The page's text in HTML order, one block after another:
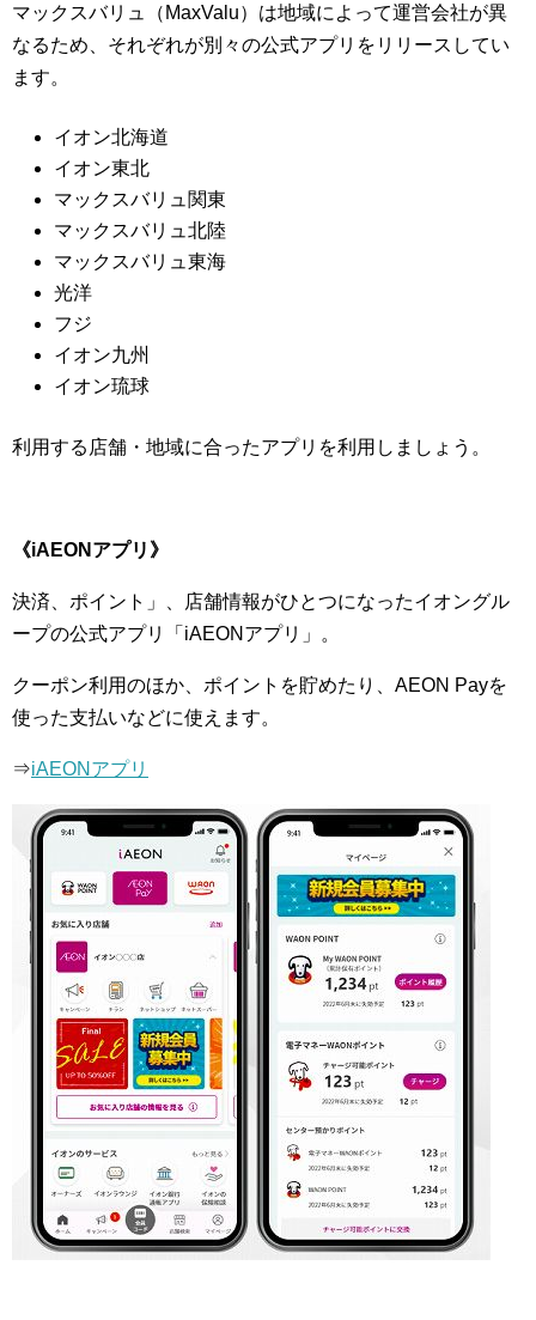
マックスバリュ（MaxValu）は地域によって運営会社が異
なるため、それぞれが別々の公式アプリをリリースしてい
ます。
イオン北海道
イオン東北
マックスバリュ関東
マックスバリュ北陸
マックスバリュ東海
光洋
フジ
イオン九州
イオン琉球
利用する店舗・地域に合ったアプリを利用しましょう。
《iAEONアプリ》
決済、ポイント」、店舗情報がひとつになったイオングル
ープの公式アプリ「iAEONアプリ」。
クーポン利用のほか、ポイントを貯めたり、AEON Payを
使った支払いなどに使えます。
⇒iAEONアプリ